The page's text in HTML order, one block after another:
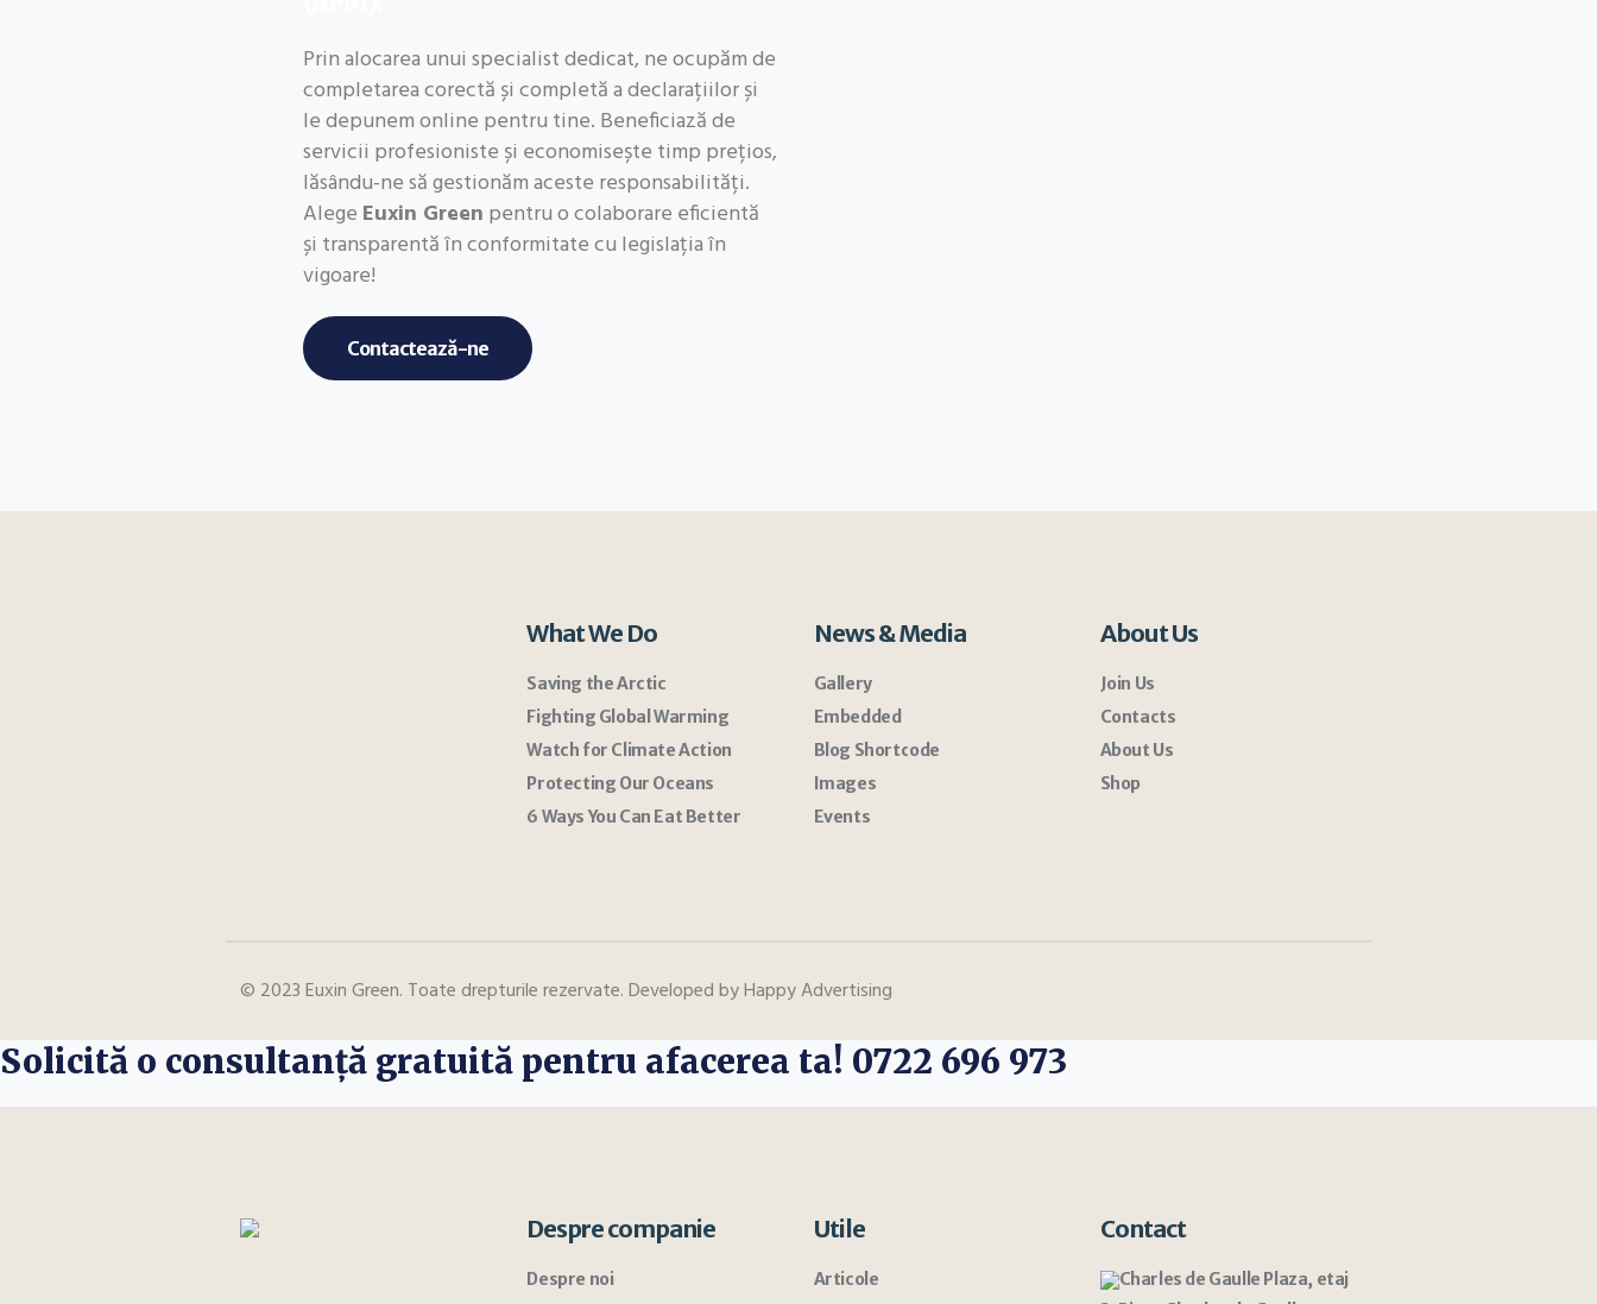
Prin alocarea unui specialist dedicat, ne ocupăm de
completarea corectă și completă a declarațiilor și
le depunem online pentru tine. Beneficiază de
servicii profesioniste și economisește timp prețios,
lăsându-ne să gestionăm aceste responsabilități.
Alege Euxin Green pentru o colaborare eficientă
și transparentă în conformitate cu legislația în
vigoare!
Contactează-ne
What We Do
Saving the Arctic
Fighting Global Warming
Watch for Climate Action
Protecting Our Oceans
6 Ways You Can Eat Better
News & Media
Gallery
Embedded
Blog Shortcode
Images
Events
About Us
Join Us
Contacts
About Us
Shop
© 2023 Euxin Green. Toate drepturile rezervate. Developed by Happy Advertising
Solicită o consultanță gratuită pentru afacerea ta! 0722 696 973
Despre companie
Despre noi
Utile
Articole
Contact
Charles de Gaulle Plaza, etaj